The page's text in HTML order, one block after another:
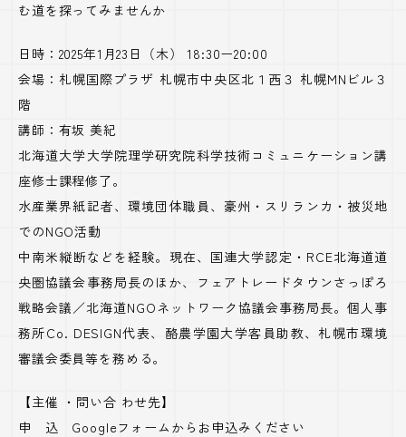
む道を探ってみませんか
日時：2025年1月23日（木） 18:30ー20:00
会場：札幌国際プラザ 札幌市中央区北１西３ 札幌MNビル３
階
講師：有坂 美紀
北海道大学大学院理学研究院科学技術コミュニケーション講
座修士課程修了。
水産業界紙記者、環境団体職員、豪州・スリランカ・被災地
でのNGO活動
中南米縦断などを経験。現在、国連大学認定・RCE北海道道
央圏協議会事務局長のほか、フェアトレードタウンさっぽろ
戦略会議／北海道NGOネットワーク協議会事務局長。個人事
務所Co. DESIGN代表、酪農学園大学客員助教、札幌市環境
審議会委員等を務める。
【主催 ・問い合 わせ先】
申 込 Googleフォームからお申込みください